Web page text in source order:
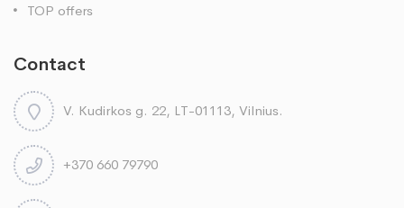
TOP offers
Contact
V. Kudirkos g. 22, LT-01113, Vilnius.
+370 660 79790